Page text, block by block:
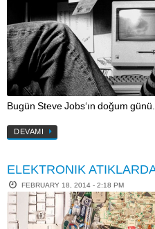
Bugün Steve Jobs‘ın doğum
DEVAMI
ELEKTRONIK
FEBRUARY 18, 2014 - 2:18 PM